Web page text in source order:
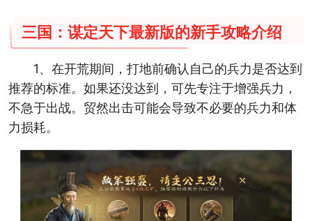
三国：谋定天下最新版的新手攻略介绍
1、在开荒期间，打地前确认自己的兵力是否达到
推荐的标准。如果还没达到，可先专注于增强兵力，
不急于出战。贸然出击可能会导致不必要的兵力和体
力损耗。